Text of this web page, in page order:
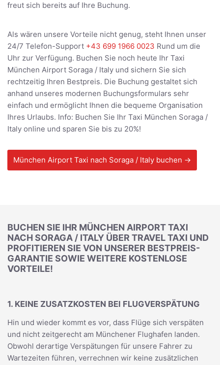
freut sich bereits auf Ihre Buchung.
Als wären unsere Vorteile nicht genug, steht Ihnen unser
24/7 Telefon-Support +43 699 1966 0023 Rund um die
Uhr zur Verfügung. Buchen Sie noch heute Ihr Taxi
München Airport Soraga / Italy und sichern Sie sich
rechtzeitig Ihren Bestpreis. Die Buchung gestaltet sich
anhand unseres modernen Buchungsformulars sehr
einfach und ermöglicht Ihnen die bequeme Organisation
Ihres Urlaubs. Info: Buchen Sie Ihr Taxi München Soraga /
Italy online und sparen Sie bis zu 20%!
München Airport Taxi nach Soraga / Italy buchen →
BUCHEN SIE IHR MÜNCHEN AIRPORT TAXI
NACH SORAGA / ITALY ÜBER TRAVEL TAXI UND
PROFITIEREN SIE VON UNSERER BESTPREIS-
GARANTIE SOWIE WEITERE KOSTENLOSE
VORTEILE!
1. KEINE ZUSATZKOSTEN BEI FLUGVERSPÄTUNG
Hin und wieder kommt es vor, dass Flüge sich verspäten
und nicht zeitgerecht am Münchener Flughafen landen.
Obwohl derartige Verspätungen für unsere Fahrer zu
Wartezeiten führen, verrechnen wir keine zusätzlichen